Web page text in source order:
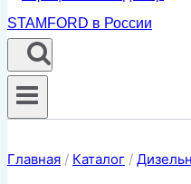
Главная / Каталог /